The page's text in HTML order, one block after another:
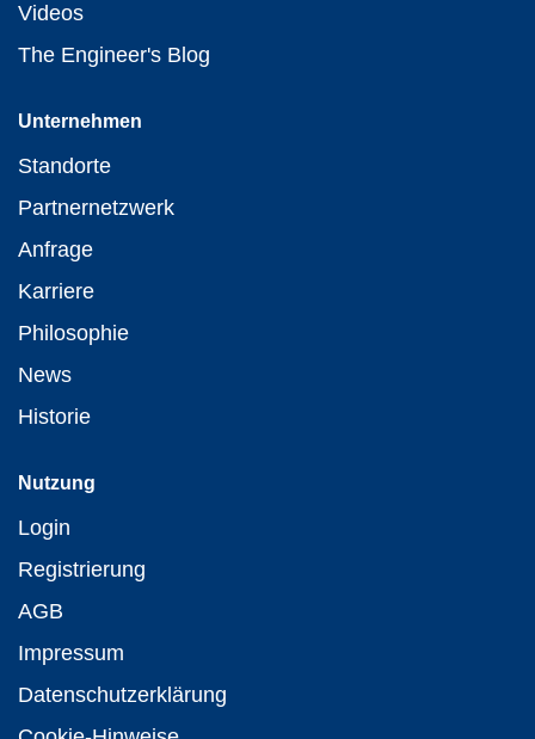
Videos
The Engineer's Blog
Unternehmen
Standorte
Partnernetzwerk
Anfrage
Karriere
Philosophie
News
Historie
Nutzung
Login
Registrierung
AGB
Impressum
Datenschutzerklärung